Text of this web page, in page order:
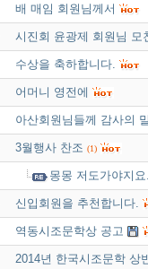
배 매임 회원님께서
시진회 윤광제 회원님 모
수상을 축하합니다.
어머니 영전에
아산회원님들께 감사의
3월행사 찬조 (1)
몽몽 저도가야지
신입회원을 추천합니다.
역동시조문학상 공고
2014년 한국시조문학 상